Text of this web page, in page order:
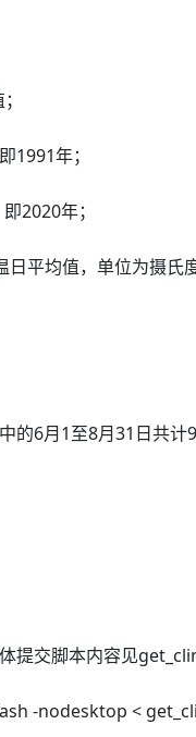
年；
2020年；
平均值，单位为摄氏
的6月1至8月31日共计
提交脚本内容见
-nodesktop <